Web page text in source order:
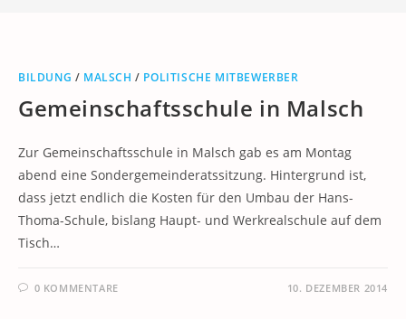
BILDUNG / MALSCH / POLITISCHE MITBEWERBER
Gemeinschaftsschule in Malsch
Zur Gemeinschaftsschule in Malsch gab es am Montag
abend eine Sondergemeinderatssitzung. Hintergrund ist,
dass jetzt endlich die Kosten für den Umbau der Hans-
Thoma-Schule, bislang Haupt- und Werkrealschule auf dem
Tisch…
0 KOMMENTARE 10. DEZEMBER 2014